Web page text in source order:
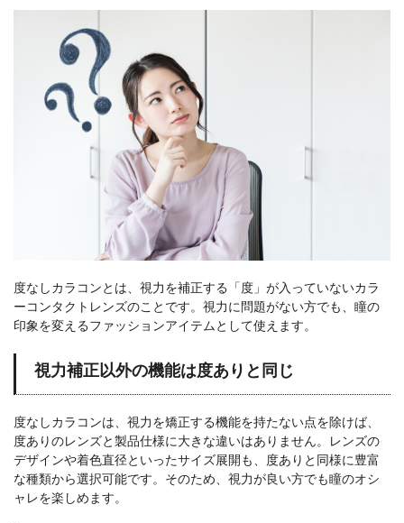
度なしカラコンとは、視力を補正する「度」が入っていないカラ
ーコンタクトレンズのことです。視力に問題がない方でも、瞳の
印象を変えるファッションアイテムとして使えます。
視力補正以外の機能は度ありと同じ
度なしカラコンは、視力を矯正する機能を持たない点を除けば、
度ありのレンズと製品仕様に大きな違いはありません。レンズの
デザインや着色直径といったサイズ展開も、度ありと同様に豊富
な種類から選択可能です。そのため、視力が良い方でも瞳のオシ
ャレを楽しめます。